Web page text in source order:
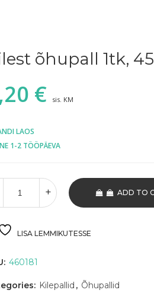
õhupall 1tk,
€ sis. KM
LAOS
1-2 TÖÖPÄEVA
ADD TO
LISA LEMMIKUTESSE
460181
Kilepallid , Õhupallid